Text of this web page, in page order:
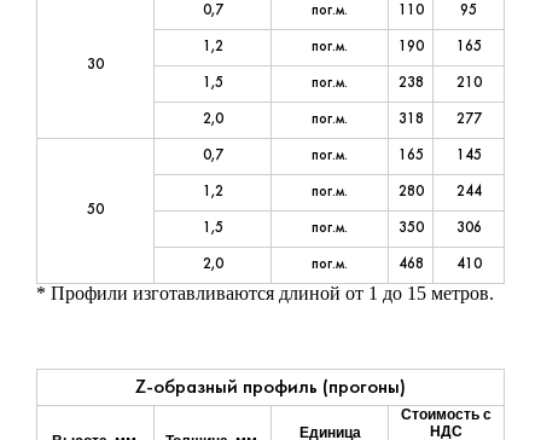
30
0,7 пог.м. 110 95
1,2 пог.м. 190 165
1,5 пог.м. 238 210
2,0 пог.м. 318 277
50
0,7 пог.м. 165 145
1,2 пог.м. 280 244
1,5 пог.м. 350 306
2,0 пог.м. 468 410
* Профили изготавливаются длиной от 1 до 15 метров.
Z-образный профиль (прогоны)
Единица
Стоимость с
НДС